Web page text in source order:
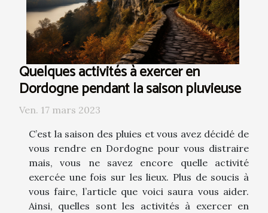
Quelques activités à exercer en
Dordogne pendant la saison pluvieuse
Ven. 17 mars 2023
C’est la saison des pluies et vous avez décidé de
vous rendre en Dordogne pour vous distraire
mais, vous ne savez encore quelle activité
exercée une fois sur les lieux. Plus de soucis à
vous faire, l’article que voici saura vous aider.
Ainsi, quelles sont les activités à exercer en